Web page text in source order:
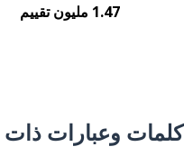
1.47 مليون تقييم
كلمات وعبارات